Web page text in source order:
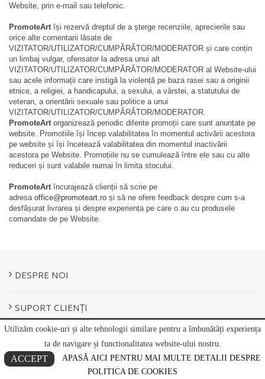
Utilizăm cookie-uri și alte tehnologii similare pentru a îmbunătăți experiența
ta de navigare și functionalitatea website-ului nostru.
ACCEPT
APASĂ AICI PENTRU MAI MULTE DETALII DESPRE
POLITICA DE COOKIES
Website, prin e-mail sau telefonic.
PromoteArtîși rezervă dreptul de a șterge recenziile, aprecierile sau
orice alte comentarii lăsate de
VIZITATOR/UTILIZATOR/CUMPĂRĂTOR/MODERATOR și care conțin
un limbaj vulgar, ofensator la adresa unui alt
VIZITATOR/UTILIZATOR/CUMPĂRĂTOR/MODERATOR al Website-ului
sau acele informații care instigă la violență pe baza rasei sau a originii
etnice, a religiei, a handicapului, a sexului, a vârstei, a statutului de
veteran, a orientării sexuale sau politice a unui
VIZITATOR/UTILIZATOR/CUMPĂRĂTOR/MODERATOR.
PromoteArtorganizează periodic diferite promoții care sunt anunțate pe
website. Promotiile își încep valabilitatea în momentul activării acestora
pe website și își încetează valabilitatea din momentul inactivării
acestora pe Website. Promoțiile nu se cumulează între ele sau cu alte
reduceri și sunt valabile numai în limita stocului.
PromoteArtîncurajează clienții să scrie pe
adresa office@promoteart.ro și să ne ofere feedback despre cum s-a
desfășurat livrarea și despre experiența pe care o au cu produsele
comandate de pe Website.
DESPRE NOI
SUPORT CLIENȚI
INFORMAȚII UTILE